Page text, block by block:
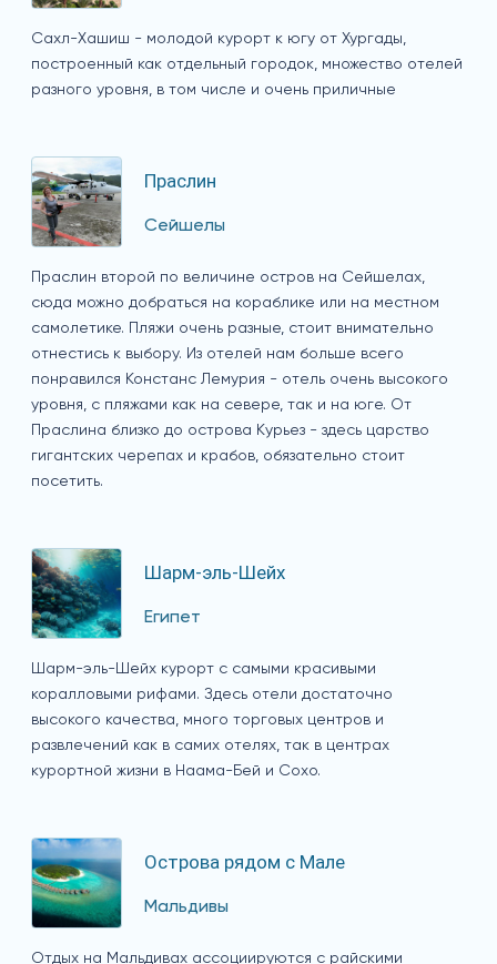
Сахл-Хашиш - молодой курорт к югу от Хургады,
построенный как отдельный городок, множество отелей
разного уровня, в том числе и очень приличные
Праслин
Сейшелы
Праслин второй по величине остров на Сейшелах,
сюда можно добраться на кораблике или на местном
самолетике. Пляжи очень разные, стоит внимательно
отнестись к выбору. Из отелей нам больше всего
понравился Констанс Лемурия - отель очень высокого
уровня, с пляжами как на севере, так и на юге. От
Праслина близко до острова Курьез - здесь царство
гигантских черепах и крабов, обязательно стоит
посетить.
Шарм-эль-Шейх
Египет
Шарм-эль-Шейх курорт с самыми красивыми
коралловыми рифами. Здесь отели достаточно
высокого качества, много торговых центров и
развлечений как в самих отелях, так в центрах
курортной жизни в Наама-Бей и Сохо.
Острова рядом с Мале
Мальдивы
Отдых на Мальдивах ассоциируются с райскими